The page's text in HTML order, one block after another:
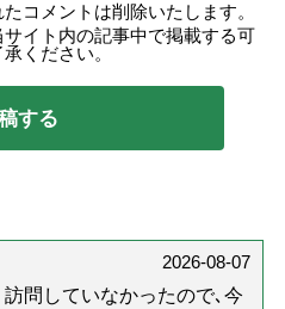
コメントは削除いたします。
イト内の記事中で掲載する可
ください。
2026-08-07
問していなかったので､今